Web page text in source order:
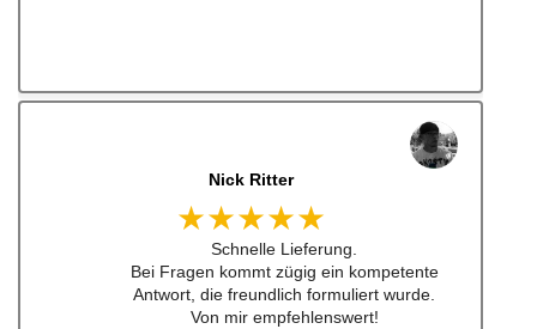
jonas bitter
★★★★★
Hatte das luisi mirage lenkrad für einen sehr
guten Preis bestellt und war nach nicht mal
24h da. Sogar aufkleber waren dabei ... habe
ich schon lange nicht mehr erlebt .